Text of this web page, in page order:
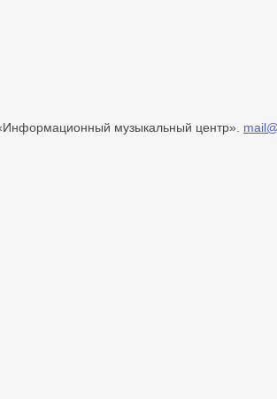
музыкальный центр».